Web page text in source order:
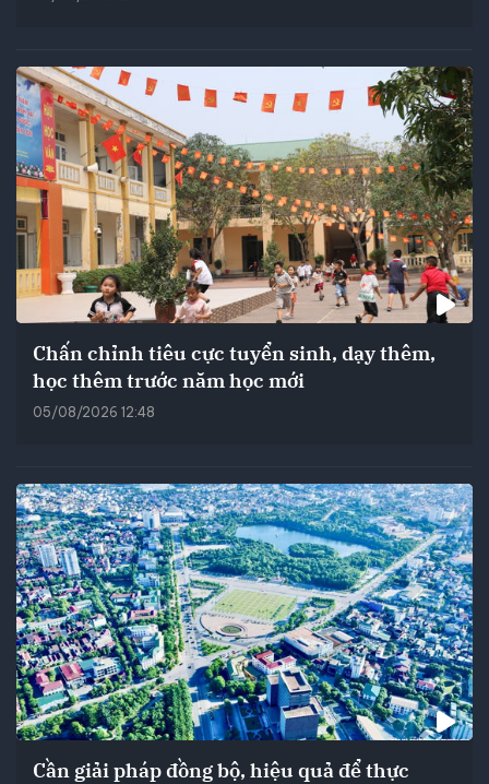
Chấn chỉnh tiêu cực tuyển sinh, dạy thêm,
học thêm trước năm học mới
05/08/2026 12:48
Cần giải pháp đồng bộ, hiệu quả để thực